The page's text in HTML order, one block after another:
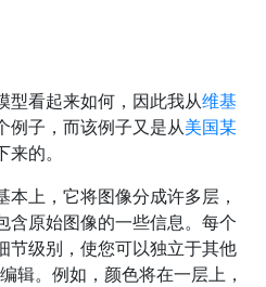
型看起来如何，因此我从维基
例子，而该例子又是从美国某
来的。
本上，它将图像分成许多层，
含原始图像的一些信息。每个
节级别，使您可以独立于其他
辑。例如，颜色将在一层上，